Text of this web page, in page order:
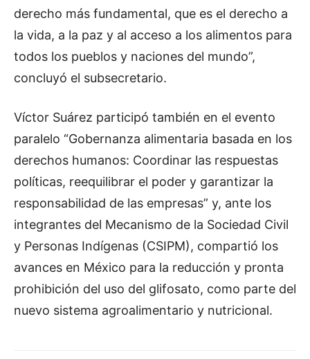
derecho más fundamental, que es el derecho a
la vida, a la paz y al acceso a los alimentos para
todos los pueblos y naciones del mundo”,
concluyó el subsecretario.
Víctor Suárez participó también en el evento
paralelo “Gobernanza alimentaria basada en los
derechos humanos: Coordinar las respuestas
políticas, reequilibrar el poder y garantizar la
responsabilidad de las empresas” y, ante los
integrantes del Mecanismo de la Sociedad Civil
y Personas Indígenas (CSIPM), compartió los
avances en México para la reducción y pronta
prohibición del uso del glifosato, como parte del
nuevo sistema agroalimentario y nutricional.